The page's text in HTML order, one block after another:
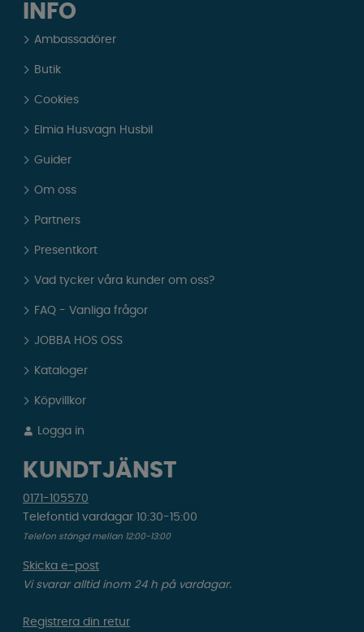
INFO
Ambassadörer
Butik
Cookies
Elmia Husvagn Husbil
Guider
Om oss
Partners
Presentkort
Vad tycker våra kunder om oss?
FAQ - Vanliga frågor
JOBBA HOS OSS
Kataloger
Köpvillkor
Logga in
KUNDTJÄNST
0171-105570
Telefontid vardagar 10:30-15:00
Telefon stängd mellan 12:00-13:00
Skicka e-post
Vi svarar alltid inom 24 h på vardagar.
Registrera din retur